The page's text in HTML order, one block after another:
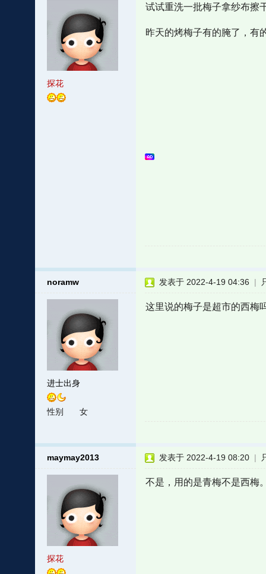
探花
试试重洗一批梅子拿纱布擦
昨天的烤梅子有的腌了，有
noramw
进士出身
性别 女
发表于 2022-4-19 04:36 |
这里说的梅子是超市的西梅
maymay2013
探花
发表于 2022-4-19 08:20 |
不是，用的是青梅不是西梅